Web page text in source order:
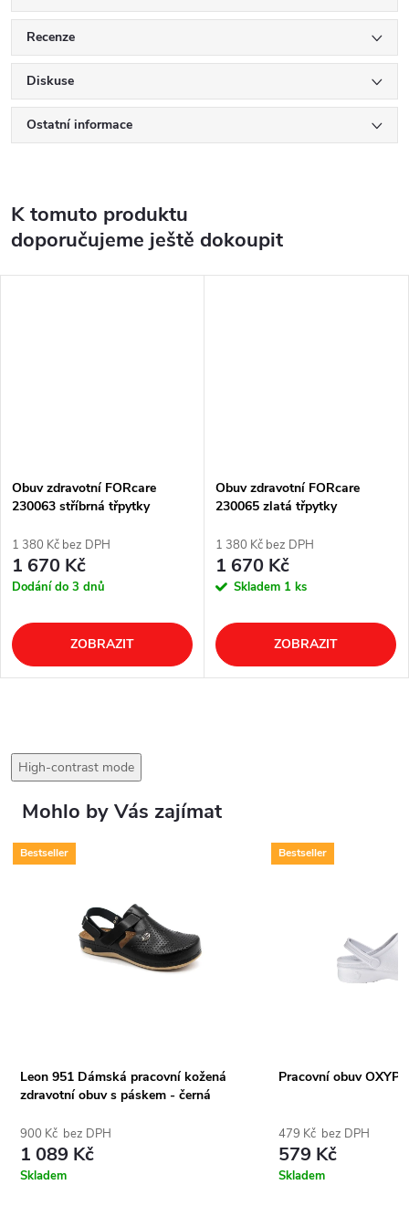
Recenze
Diskuse
Ostatní informace
K tomuto produktu
doporučujeme ještě dokoupit
Obuv zdravotní FORcare
230063 stříbrná třpytky
1 380 Kč bez DPH
1 670 Kč
Dodání do 3 dnů
ZOBRAZIT
Obuv zdravotní FORcare
230065 zlatá třpytky
1 380 Kč bez DPH
1 670 Kč
Skladem 1 ks
ZOBRAZIT
High-contrast mode
Mohlo by Vás zajímat
Bestseller
Leon 951 Dámská pracovní kožená
zdravotní obuv s páskem - černá
900 Kč bez DPH
1 089 Kč
Skladem
Bestseller
Pracovní obuv
479 Kč bez DPH
579 Kč
Skladem